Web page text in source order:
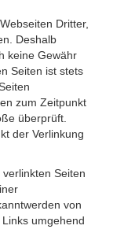
Dritter,
Deshalb
keine Gewähr
Seiten ist stets
zum Zeitpunkt
überprüft.
der Verlinkung
Seiten
von
umgehend